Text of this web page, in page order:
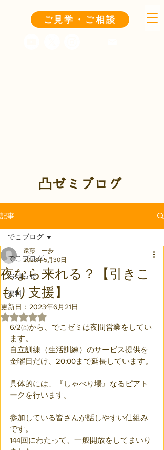
ご見学・ご相談
凸ゼミブログ
記事
でこブログ
お知らせ
資料
でこブログ
夜なら来れる？【引きこ
もり支援】
遠藤 一歩
2023年5月30日
更新日： 2023年6月21日
5つ星のうちNaNと評価されています。
6/2㈮から、でこゼミは夜間営業をしてい
ます。
自立訓練（生活訓練）のサービス提供を
金曜日だけ、20:00まで延長しています。
具体的には、『しゃべり場』なるピアト
ークを行います。
参加している皆さんが話しやすい仕組み
です。
144回にわたって、一般開放をしてまいり